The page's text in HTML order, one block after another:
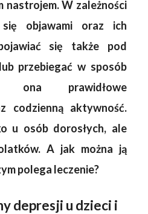
nastrojem. W zależności
objawami oraz ich
się także pod
przebiegać w sposób
ona prawidłowe
codzienną aktywność.
u osób dorosłych, ale
A jak można ją
polega leczenie?
depresji u dzieci i